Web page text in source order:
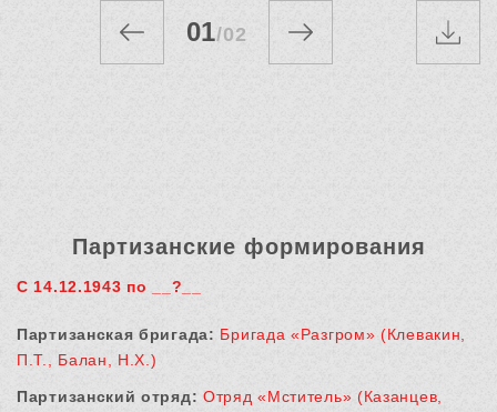
01/02
Партизанские формирования
С 14.12.1943 по __?__
Партизанская бригада: Бригада «Разгром» (Клевакин,
П.Т., Балан, Н.Х.)
Партизанский отряд: Отряд «Мститель» (Казанцев,